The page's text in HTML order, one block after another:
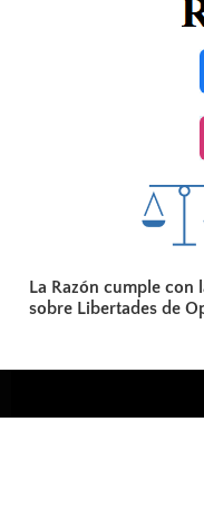
La Razón cumple con
sobre Libertades de